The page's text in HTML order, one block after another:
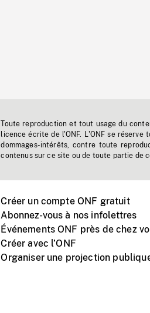
Toute reproduction et tout usage du
licence écrite de l'ONF. L'ONF se
dommages-intérêts, contre toute
contenus sur ce site ou de toute partie de
Créer un compte ONF gratuit
Abonnez-vous à nos infolettres
Événements ONF près de chez
Créer avec l’ONF
Organiser une projection